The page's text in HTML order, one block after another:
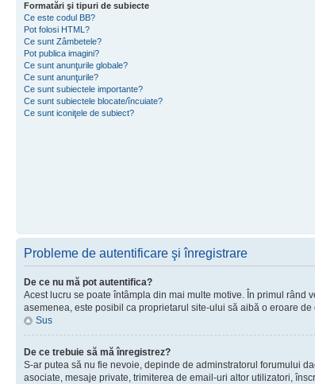
Formatări şi tipuri de subiecte
Ce este codul BB?
Pot folosi HTML?
Ce sunt Zâmbetele?
Pot publica imagini?
Ce sunt anunţurile globale?
Ce sunt anunţurile?
Ce sunt subiectele importante?
Ce sunt subiectele blocate/încuiate?
Ce sunt iconiţele de subiect?
Probleme de autentificare şi înregistrare
De ce nu mă pot autentifica?
Acest lucru se poate întâmpla din mai multe motive. În primul rând
asemenea, este posibil ca proprietarul site-ului să aibă o eroare
Sus
De ce trebuie să mă înregistrez?
S-ar putea să nu fie nevoie, depinde de adminstratorul forumului
asociate, mesaje private, trimiterea de email-uri altor utilizatori,